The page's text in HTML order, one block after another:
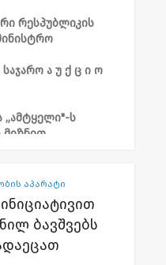
რესპუბლიკის
ა უ ქ ც ი ო
„ამტყელი"-ს
მიზნით
დოლარის
საბანკო
შვიდას
აპარატი
ბავშვებს